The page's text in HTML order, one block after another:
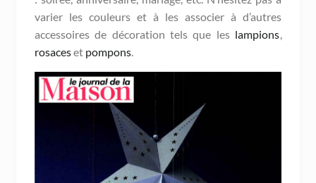
varier les couleurs et à les associer à d’autres
accessoires de décoration tels que les lampions
rosaceset pompons.